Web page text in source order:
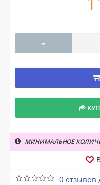
-
МИНИМАЛЬНОЕ
0 отзывов